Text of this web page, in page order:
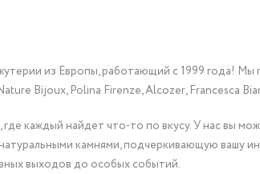
из Европы, работающий с 1999 года!
Bijoux, Polina Firenze, Alcozer, Francesca
каждый найдет что-то по вкусу. У нас вы
камнями, подчеркивающую вашу
выходов до особых событий.